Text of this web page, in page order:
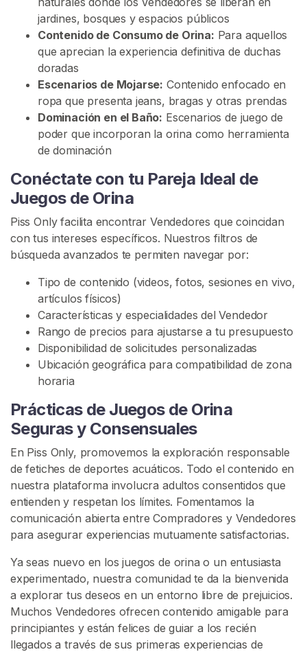
jardines, bosques y espacios públicos
Contenido de Consumo de Orina: Para aquellos
que aprecian la experiencia definitiva de duchas
doradas
Escenarios de Mojarse: Contenido enfocado en
ropa que presenta jeans, bragas y otras prendas
Dominación en el Baño: Escenarios de juego de
poder que incorporan la orina como herramienta
de dominación
Conéctate con tu Pareja Ideal de
Juegos de Orina
Piss Only facilita encontrar Vendedores que coincidan
con tus intereses específicos. Nuestros filtros de
búsqueda avanzados te permiten navegar por:
Tipo de contenido (videos, fotos, sesiones en vivo,
artículos físicos)
Características y especialidades del Vendedor
Rango de precios para ajustarse a tu presupuesto
Disponibilidad de solicitudes personalizadas
Ubicación geográfica para compatibilidad de zona
horaria
Prácticas de Juegos de Orina
Seguras y Consensuales
En Piss Only, promovemos la exploración responsable
de fetiches de deportes acuáticos. Todo el contenido en
nuestra plataforma involucra adultos consentidos que
entienden y respetan los límites. Fomentamos la
comunicación abierta entre Compradores y Vendedores
para asegurar experiencias mutuamente satisfactorias.
Ya seas nuevo en los juegos de orina o un entusiasta
experimentado, nuestra comunidad te da la bienvenida
a explorar tus deseos en un entorno libre de prejuicios.
Muchos Vendedores ofrecen contenido amigable para
principiantes y están felices de guiar a los recién
llegados a través de sus primeras experiencias de
e
g
a
c
i
ó
n
e
c
c
e
s
A
l
B
a
ñ
o
B
U
S
C
A
R